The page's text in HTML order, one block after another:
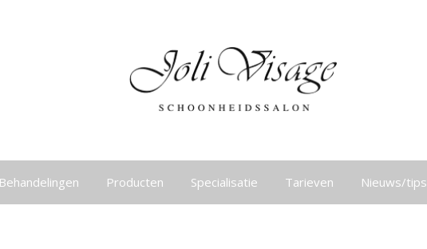
Behandelingen Producten Specialisatie Tarieven Nieuws/tips